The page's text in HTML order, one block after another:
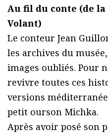
Au fil du conte (de
Volant)
Le conteur Jean
les archives du
images oubliés. Pour
revivre toutes ces
versions
petit ourson Michka.
Après avoir posé son